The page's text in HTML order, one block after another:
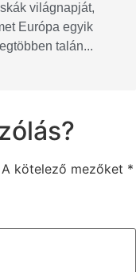
világnapját,
Európa egyik
talán...
A kötelező mezőket *